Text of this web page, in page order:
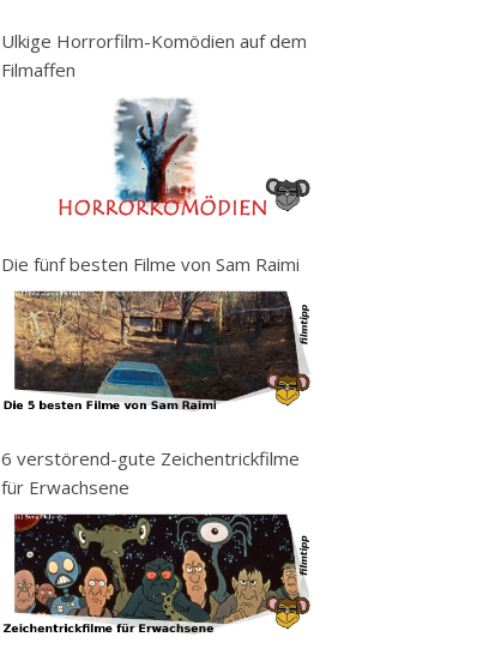
Ulkige Horrorfilm-Komödien auf dem
Filmaffen
Die fünf besten Filme von Sam Raimi
6 verstörend-gute Zeichentrickfilme
für Erwachsene